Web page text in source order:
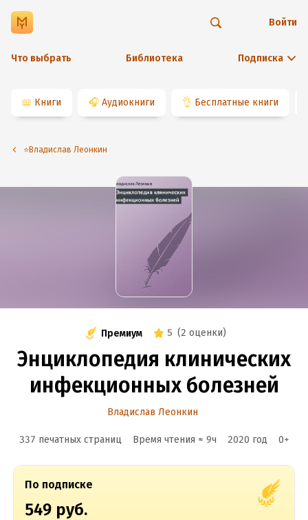
Что выбрать Библиотека Подписка
Войти
📖 Книги 🎧 Аудиокниги 👌 Бесплатные книги
⭐️Владислав Леонкин
Премиум 5 (2 оценки)
Энциклопедия клинических
инфекционных болезней
Владислав Леонкин
337 печатных страниц Время чтения ≈ 9ч 2020 год 0+
По подписке
549 руб.